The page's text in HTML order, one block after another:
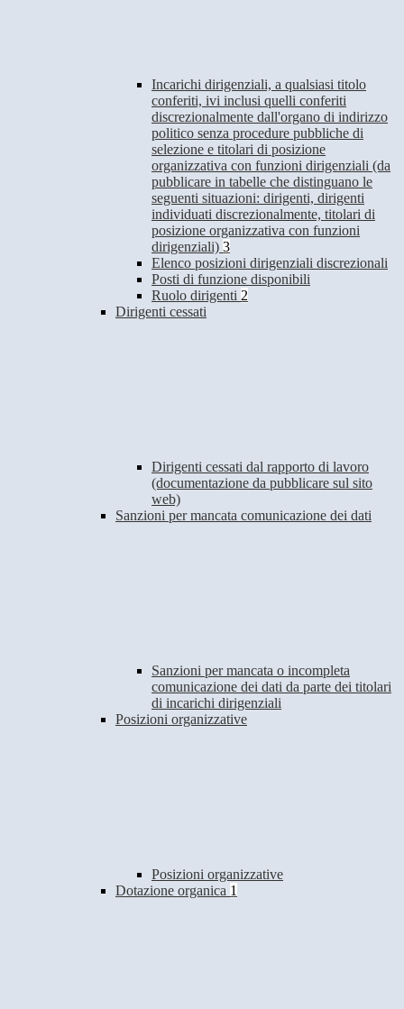
Incarichi dirigenziali, a qualsiasi titolo
conferiti, ivi inclusi quelli conferiti
discrezionalmente dall'organo di indirizzo
politico senza procedure pubbliche di
selezione e titolari di posizione
organizzativa con funzioni dirigenziali (da
pubblicare in tabelle che distinguano le
seguenti situazioni: dirigenti, dirigenti
individuati discrezionalmente, titolari di
posizione organizzativa con funzioni
dirigenziali) 3
Elenco posizioni dirigenziali discrezionali
Posti di funzione disponibili
Ruolo dirigenti 2
Dirigenti cessati
Dirigenti cessati dal rapporto di lavoro
(documentazione da pubblicare sul sito
web)
Sanzioni per mancata comunicazione dei dati
Sanzioni per mancata o incompleta
comunicazione dei dati da parte dei titolari
di incarichi dirigenziali
Posizioni organizzative
Posizioni organizzative
Dotazione organica 1